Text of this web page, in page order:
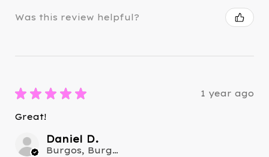
Was this review helpful?
★ ★ ★ ★ ★ 1 year ago
Great!
Daniel D.
Burgos, Burgos